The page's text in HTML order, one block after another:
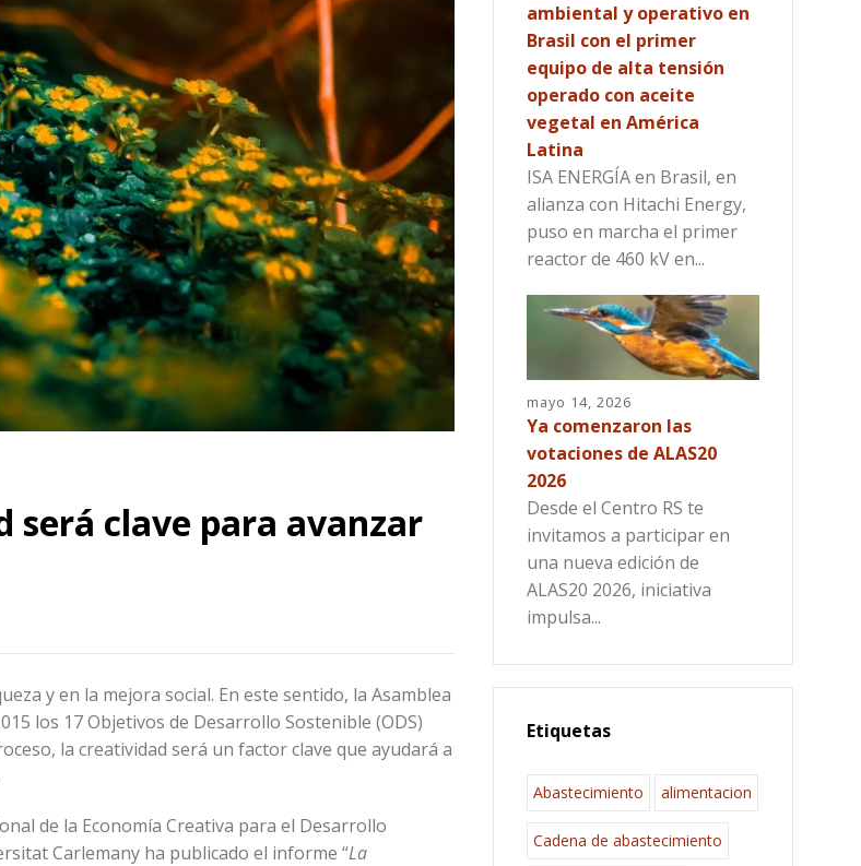
será clave para avanzar
y en la mejora social. En este sentido, la Asamblea
los 17 Objetivos de Desarrollo Sostenible (ODS)
la creatividad será un factor clave que ayudará a
de la Economía Creativa para el Desarrollo
Carlemany ha publicado el informe “La
ambiental y operativo en
Brasil con el primer
equipo de alta tensión
operado con aceite
vegetal en América
Latina
ISA ENERGÍA en Brasil, en
alianza con Hitachi Energy,
puso en marcha el primer
reactor de 460 kV en...
mayo 14, 2026
Ya comenzaron las
votaciones de ALAS20
2026
Desde el Centro RS te
invitamos a participar en
una nueva edición de
ALAS20 2026, iniciativa
impulsa...
Etiquetas
Abastecimiento alimentacion
Cadena de abastecimiento